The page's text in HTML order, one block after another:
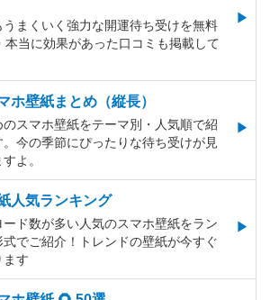
うまくいく強力な開運待ち受けを無料
本当に効果があった口コミも掲載して
ホ壁紙まとめ（縦長）
のスマホ壁紙をテーマ別・人気順で紹
。今の季節にぴったりな待ち受けが見
よ。
人気ランキング
ード数が多い人気のスマホ壁紙をラン
式でご紹介！トレンドの壁紙が今すぐ
ます